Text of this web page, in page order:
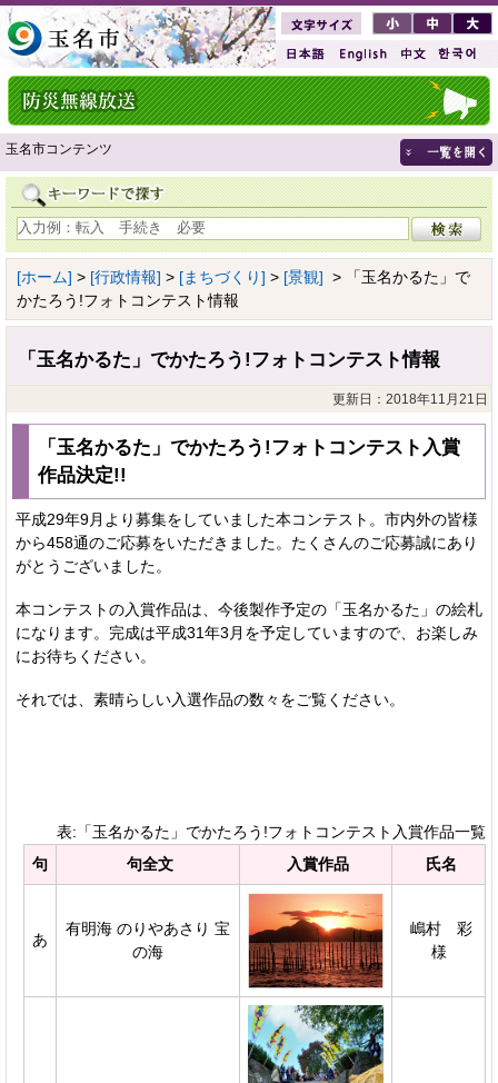
玉名市コンテンツ
[ホーム] > [行政情報] > [まちづくり] > [景観] > 「玉名かるた」で
かたろう!フォトコンテスト情報
「玉名かるた」でかたろう!フォトコンテスト情報
更新日：2018年11月21日
「玉名かるた」でかたろう!フォトコンテスト入賞
作品決定!!
平成29年9月より募集をしていました本コンテスト。市内外の皆様
から458通のご応募をいただきました。たくさんのご応募誠にあり
がとうございました。
本コンテストの入賞作品は、今後製作予定の「玉名かるた」の絵札
になります。完成は平成31年3月を予定していますので、お楽しみ
にお待ちください。
それでは、素晴らしい入選作品の数々をご覧ください。
表:「玉名かるた」でかたろう!フォトコンテスト入賞作品一覧
句
句全文 入賞作品 氏名
あ
有明海 のりやあさり 宝
の海
嶋村 彩
様